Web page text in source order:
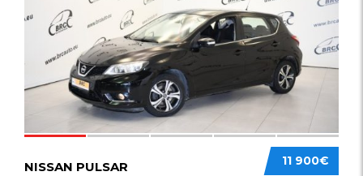
11 900€
NISSAN PULSAR